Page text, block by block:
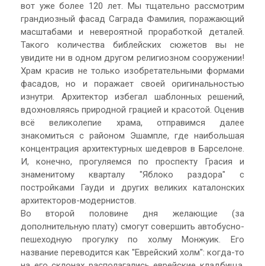
вот уже более 120 лет. Мы тщательно рассмотрим
грандиозный фасад Саграда Фамилия, поражающий
масштабами и невероятной проработкой деталей.
Такого количества библейских сюжетов вы не
увидите ни в одном другом религиозном сооружении!
Храм красив не только изобретательными формами
фасадов, но и поражает своей оригинальностью
изнутри. Архитектор избегал шаблонных решений,
вдохновляясь природной грацией и красотой. Оценив
всё великолепие храма, отправимся далее
знакомиться с районом Эшампле, где наибольшая
концентрация архитектурных шедевров в Барселоне.
И, конечно, прогуляемся по проспекту Грасия и
знаменитому кварталу "Яблоко раздора" с
постройками Гауди и других великих каталонских
архитекторов-модернистов.
Во второй половине дня желающие (за
дополнительную плату) смогут совершить автобусно-
пешеходную прогулку по холму Монжуик. Его
название переводится как "Еврейский холм": когда-то